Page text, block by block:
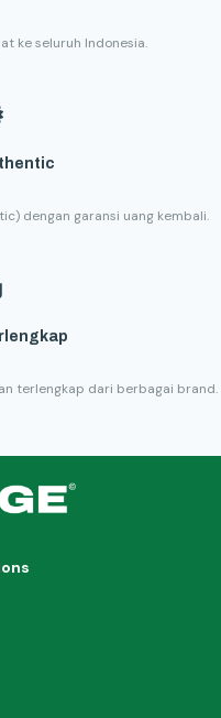
ke seluruh Indonesia.
dengan garansi uang kembali.
terlengkap dari berbagai brand.